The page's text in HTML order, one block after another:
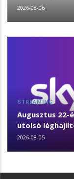
2026-08-06
STREAMING
Augusztus 22-
utolsó
2026-08-05